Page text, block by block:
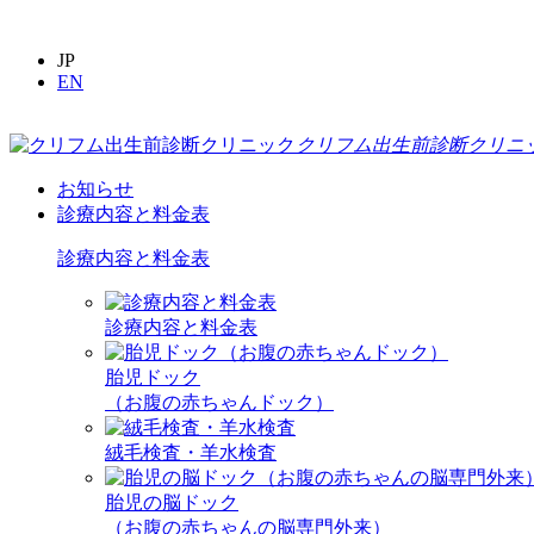
JP
EN
クリフム出生前診断クリニ
お知らせ
診療内容と料金表
診療内容と料金表
診療内容と料金表
胎児ドック
（お腹の赤ちゃんドック）
絨毛検査・羊水検査
胎児の脳ドック
（お腹の赤ちゃんの脳専門外来）